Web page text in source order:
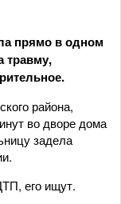
прямо в одном
травму,
района,
во дворе дома
задела
его ищут.